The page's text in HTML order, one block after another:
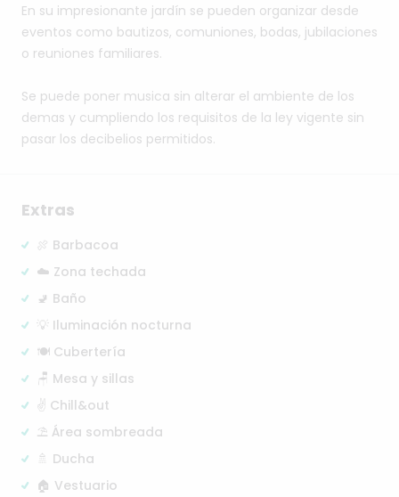
En su impresionante jardín se pueden organizar desde
eventos como bautizos, comuniones, bodas, jubilaciones
o reuniones familiares.
Se puede poner musica sin alterar el ambiente de los
demas y cumpliendo los requisitos de la ley vigente sin
pasar los decibelios permitidos.
Extras
🍖 Barbacoa
☁️ Zona techada
🚽 Baño
💡 Iluminación nocturna
🍽️ Cubertería
🪑 Mesa y sillas
✌️ Chill&out
⛱️ Área sombreada
🚿 Ducha
🏠 Vestuario